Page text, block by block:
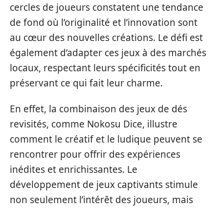
cercles de joueurs constatent une tendance
de fond où l’originalité et l’innovation sont
au cœur des nouvelles créations. Le défi est
également d’adapter ces jeux à des marchés
locaux, respectant leurs spécificités tout en
préservant ce qui fait leur charme.
En effet, la combinaison des jeux de dés
revisités, comme Nokosu Dice, illustre
comment le créatif et le ludique peuvent se
rencontrer pour offrir des expériences
inédites et enrichissantes. Le
développement de jeux captivants stimule
non seulement l’intérêt des joueurs, mais